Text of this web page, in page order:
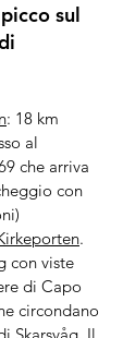
sul
: 18 km
al
che arriva
con
.
con viste
di Capo
circondano
Skarsvåg. Il